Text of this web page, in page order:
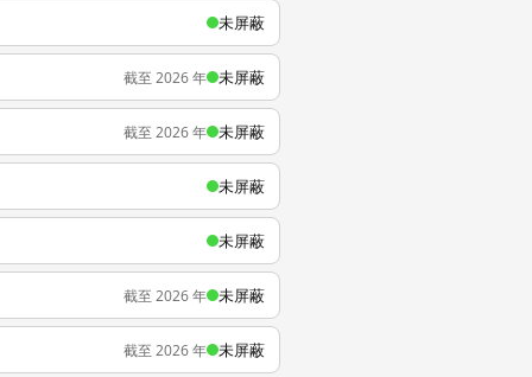
未屏蔽
截至 2026 年 未屏蔽
截至 2026 年 未屏蔽
未屏蔽
未屏蔽
截至 2026 年 未屏蔽
截至 2026 年 未屏蔽